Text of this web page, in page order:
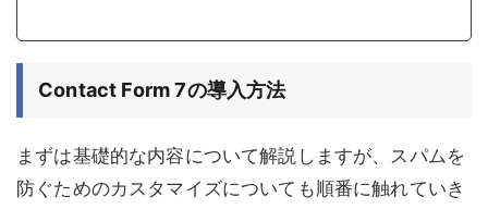
Contact Form 7の導入方法
まずは基礎的な内容について解説しますが、スパムを
防ぐためのカスタマイズについても順番に触れていき